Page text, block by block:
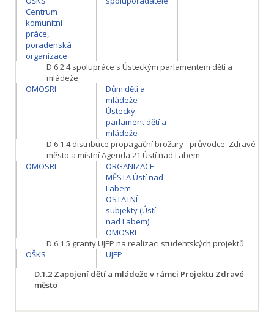
Centrum
komunitní
práce,
poradenská
organizace
D.6.2.4spolupráce s Ústeckým parlamentem dětí a
mládeže
OMOSRI
Dům dětí a
mládeže
Ústecký
parlament dětí a
mládeže
D.6.1.4distribuce propagační brožury - průvodce: Zdravé
město a místní Agenda 21 Ústí nad Labem
OMOSRI
ORGANIZACE
MĚSTA Ústí nad
Labem
OSTATNÍ
subjekty (Ústí
nad Labem)
OMOSRI
D.6.1.5 granty UJEP na realizaci studentských projektů
OŠKS
UJEP
D.1.2 Zapojení dětí a mládeže v rámci Projektu Zdravé
město